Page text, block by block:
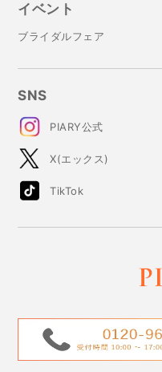
イベント
ブライダルフェア
SNS
PIARY公式
X(エックス)
TikTok